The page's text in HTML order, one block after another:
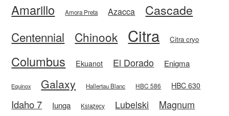
Amarillo Amora Preta Azacca Cascade
Centennial Chinook Citra Citra cryo
Columbus Ekuanot El Dorado Enigma
Equinox Galaxy Hallertau Blanc HBC 586 HBC 630
Idaho 7 Iunga Książęcy Lubelski
Magnum